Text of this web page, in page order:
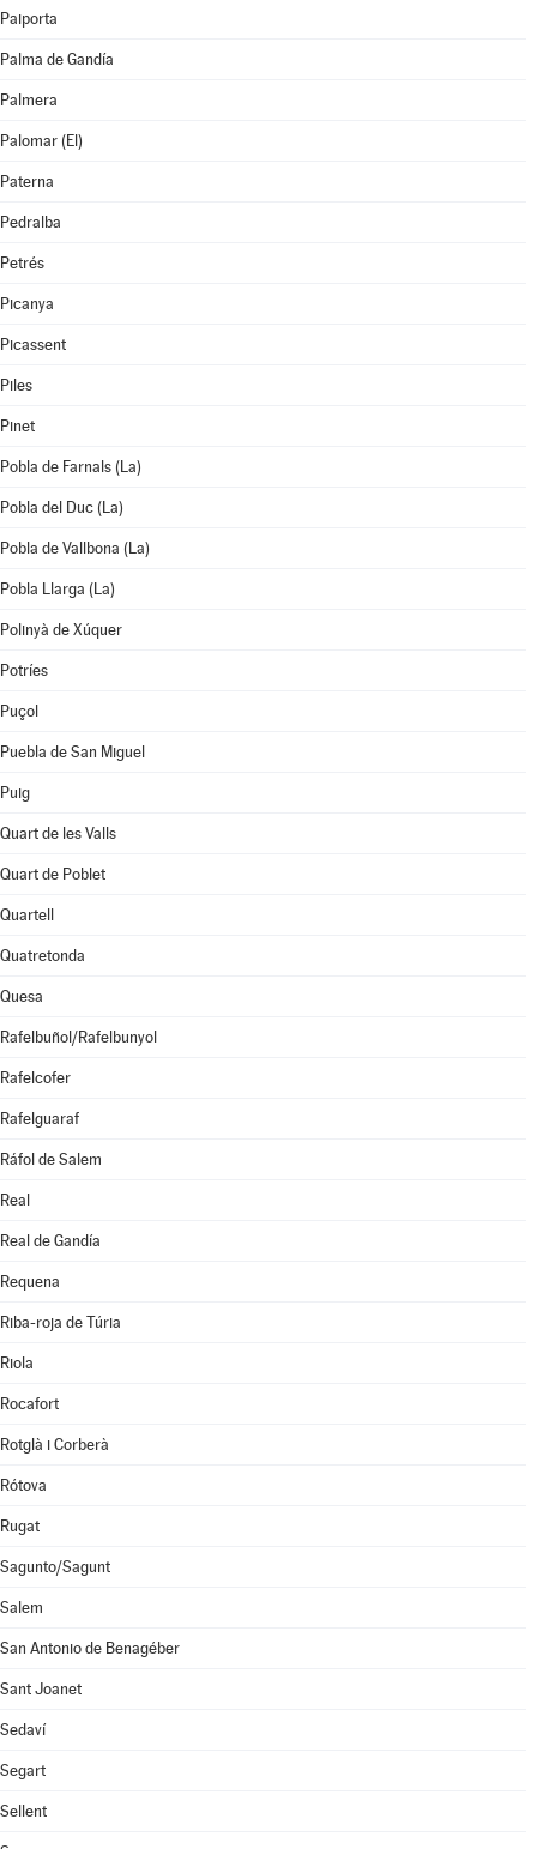
Paiporta
Palma de Gandía
Palmera
Palomar (El)
Paterna
Pedralba
Petrés
Picanya
Picassent
Piles
Pinet
Pobla de Farnals (La)
Pobla del Duc (La)
Pobla de Vallbona (La)
Pobla Llarga (La)
Polinyà de Xúquer
Potríes
Puçol
Puebla de San Miguel
Puig
Quart de les Valls
Quart de Poblet
Quartell
Quatretonda
Quesa
Rafelbuñol/Rafelbunyol
Rafelcofer
Rafelguaraf
Ráfol de Salem
Real
Real de Gandía
Requena
Riba-roja de Túria
Riola
Rocafort
Rotglà i Corberà
Rótova
Rugat
Sagunto/Sagunt
Salem
San Antonio de Benagéber
Sant Joanet
Sedaví
Segart
Sellent